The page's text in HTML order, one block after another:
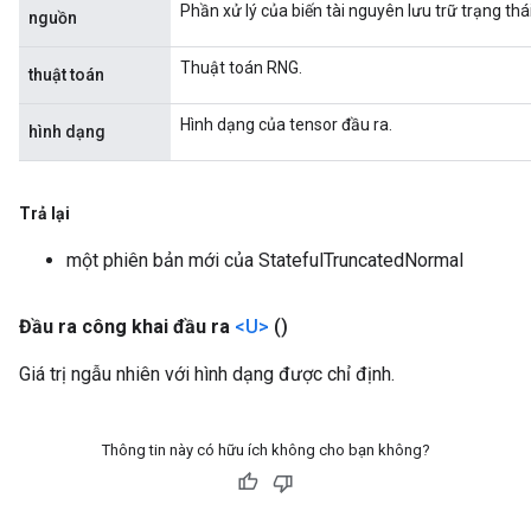
nguồn Phần xử lý của biến tài nguyên lưu trữ trạng
thuật toán Thuật toán RNG.
hình dạng Hình dạng của tensor đầu ra.
Trả lại
một phiên bản mới của StatefulTruncatedNormal
Đầu ra công khai đầu ra <U> ()
Giá trị ngẫu nhiên với hình dạng được chỉ định.
Thông tin này có hữu ích không cho bạn không?